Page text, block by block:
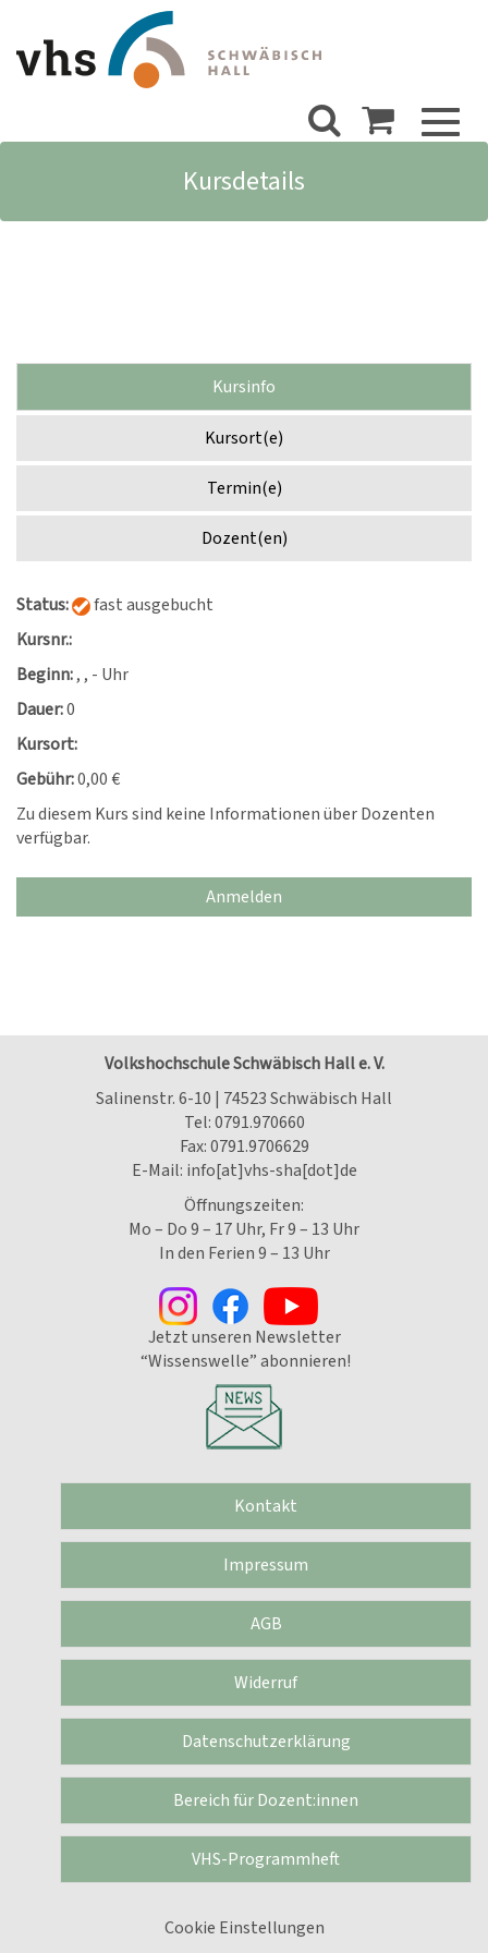
Kursdetails
Kursinfo
Kursort(e)
Termin(e)
Dozent(en)
Status:
fast ausgebucht
Kursnr.:
Beginn:, , - Uhr
Dauer:0
Kursort:
Gebühr:0,00 €
Zu diesem Kurs sind keine Informationen über Dozenten
verfügbar.
Anmelden
Volkshochschule Schwäbisch Hall e. V.
Salinenstr. 6-10 | 74523 Schwäbisch Hall
Tel:0791.970660
Fax: 0791.9706629
E-Mail: info[at]vhs-sha[dot]de
Öffnungszeiten:
Mo – Do 9 – 17 Uhr, Fr 9 – 13 Uhr
In den Ferien 9 – 13 Uhr
Jetzt unseren Newsletter
“Wissenswelle” abonnieren!
Kontakt
Impressum
AGB
Widerruf
Datenschutzerklärung
Bereich für Dozent:innen
VHS-Programmheft
Cookie Einstellungen